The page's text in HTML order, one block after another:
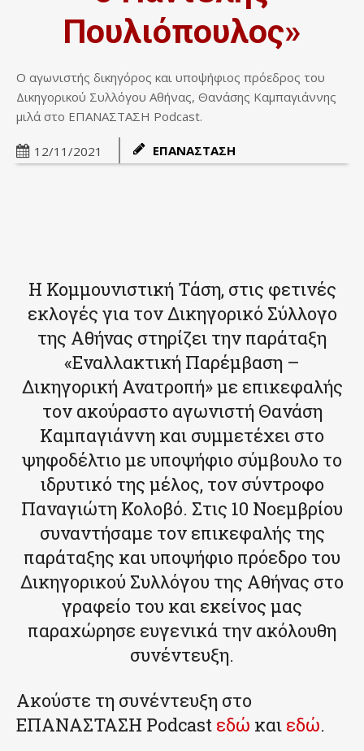
Πουλιόπουλος»
Ο αγωνιστής δικηγόρος και υποψήφιος πρόεδρος του
Δικηγορικού Συλλόγου Αθήνας, Θανάσης Καμπαγιάννης
μιλά στο ΕΠΑΝΑΣΤΑΣΗ Podcast.
12/11/2021 ΕΠΑΝΑΣΤΑΣΗ
Η Κομμουνιστική Τάση, στις φετινές
εκλογές για τον Δικηγορικό Σύλλογο
της Αθήνας στηρίζει την παράταξη
«Εναλλακτική Παρέμβαση –
Δικηγορική Ανατροπή» με επικεφαλής
τον ακούραστο αγωνιστή Θανάση
Καμπαγιάννη και συμμετέχει στο
ψηφοδέλτιο με υποψήφιο σύμβουλο το
ιδρυτικό της μέλος, τον σύντροφο
Παναγιώτη Κολοβό. Στις 10 Νοεμβρίου
συναντήσαμε τον επικεφαλής της
παράταξης και υποψήφιο πρόεδρο του
Δικηγορικού Συλλόγου της Αθήνας στο
γραφείο του και εκείνος μας
παραχώρησε ευγενικά την ακόλουθη
συνέντευξη.
Ακούστε τη συνέντευξη στο
ΕΠΑΝΑΣΤΑΣΗ Podcast εδώ και εδώ.